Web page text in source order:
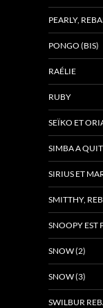
PEARLY,
PONGO (BIS)
RAÉLIE
RUBY
SEÏKO ET
SIMBA A
SIRIUS ET
SMITTHY,
SNOOPY EST
SNOW (2)
SNOW (3)
SWILBUR